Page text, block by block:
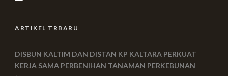
ARTIKEL TRBARU
DISBUN KALTIM DAN DISTAN KP KALTARA PERKUAT
KERJA SAMA PERBENIHAN TANAMAN PERKEBUNAN